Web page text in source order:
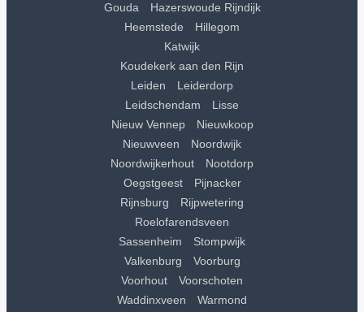
Gouda
Hazerswoude Rijndijk
Heemstede
Hillegom
Katwijk
Koudekerk aan den Rijn
Leiden
Leiderdorp
Leidschendam
Lisse
Nieuw Vennep
Nieuwkoop
Nieuwveen
Noordwijk
Noordwijkerhout
Nootdorp
Oegstgeest
Pijnacker
Rijnsburg
Rijpwetering
Roelofarendsveen
Sassenheim
Stompwijk
Valkenburg
Voorburg
Voorhout
Voorschoten
Waddinxveen
Warmond